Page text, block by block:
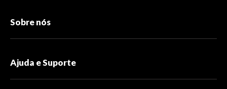
Sobre nós
Ajuda e Suporte